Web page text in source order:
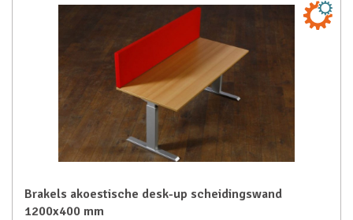
Brakels akoestische desk-up scheidingswand
1200x400 mm